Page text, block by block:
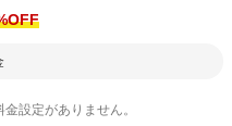
設定がありません。